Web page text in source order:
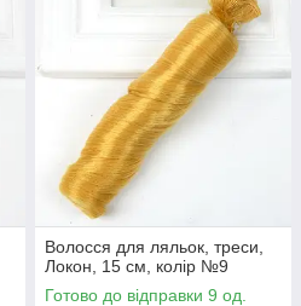
Волосся для ляльок, треси,
Локон, 15 см, колір №9
Готово до відправки 9 од.